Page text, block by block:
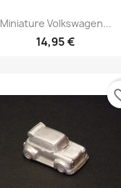
Miniature Volkswagen...
14,95 €